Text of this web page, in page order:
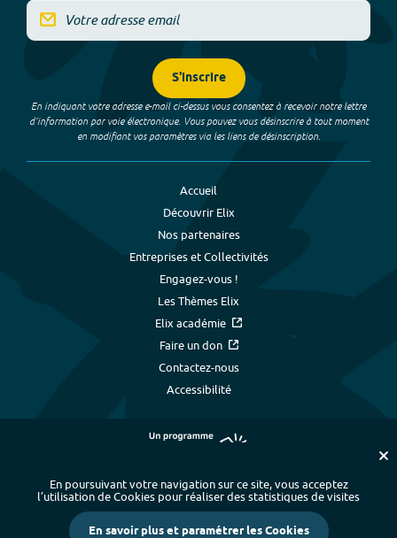
S'inscrire
En indiquant votre adresse e-mail ci-dessus vous consentez à recevoir notre lettre
d’information par voie électronique. Vous pouvez vous désinscrire à tout moment
en modifiant vos paramètres via les liens de désinscription.
Accueil
Découvrir Elix
Nos partenaires
Entreprises et Collectivités
Engagez-vous !
Les Thèmes Elix
Elix académie
Faire un don
Contactez-nous
Accessibilité
Plan du site - Index alphabétique
-
Mentions légales et données personnelles
- Paramétrer les cookies
En poursuivant votre navigation sur ce site, vous acceptez
l’utilisation de Cookies pour réaliser des statistiques de visites
En savoir plus et paramétrer les Cookies